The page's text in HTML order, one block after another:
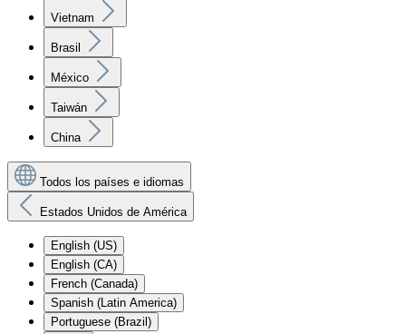
Vietnam
Brasil
México
Taiwán
China
Todos los países e idiomas
Estados Unidos de América
English (US)
English (CA)
French (Canada)
Spanish (Latin America)
Portuguese (Brazil)